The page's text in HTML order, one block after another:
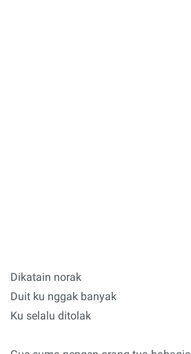
Dikatain norak
Duit ku nggak banyak
Ku selalu ditolak